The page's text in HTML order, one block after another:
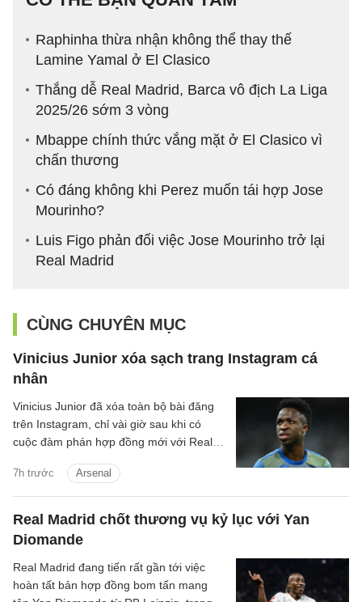
Raphinha thừa nhận không thể thay thế
Lamine Yamal ở El Clasico
Thắng dễ Real Madrid, Barca vô địch La Liga
2025/26 sớm 3 vòng
Mbappe chính thức vắng mặt ở El Clasico vì
chấn thương
Có đáng không khi Perez muốn tái hợp Jose
Mourinho?
Luis Figo phản đối việc Jose Mourinho trở lại
Real Madrid
CÙNG CHUYÊN MỤC
Vinicius Junior xóa sạch trang Instagram cá
nhân
7h trước Arsenal
Vinicius Junior đã xóa toàn bộ bài đăng
trên Instagram, chỉ vài giờ sau khi có
cuộc đàm phán hợp đồng mới với Real
Real Madrid chốt thương vụ kỷ lục với Yan
Diomande
Real Madrid đang tiến rất gần tới việc
hoàn tất bản hợp đồng bom tấn mang